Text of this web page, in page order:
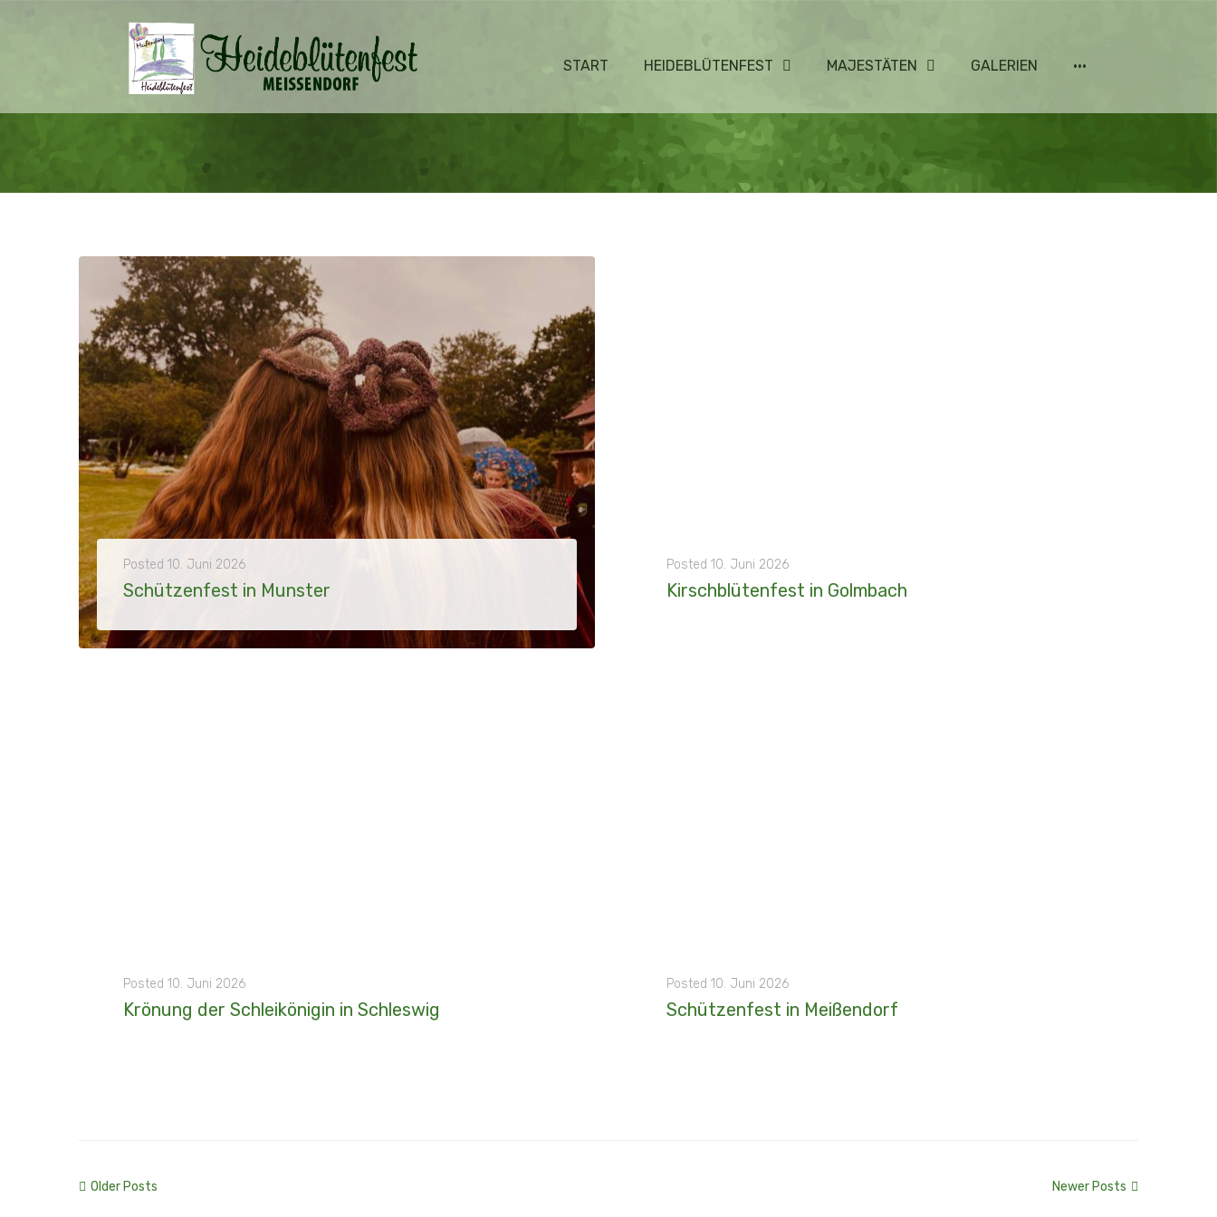
START HEIDEBLÜTENFEST MAJESTÄTEN GALERIEN ···
Posted 10. Juni 2026
Schützenfest in Munster
Posted 10. Juni 2026
Kirschblütenfest in Golmbach
Posted 10. Juni 2026
Krönung der Schleikönigin in Schleswig
Posted 10. Juni 2026
Schützenfest in Meißendorf
Older Posts Newer Posts